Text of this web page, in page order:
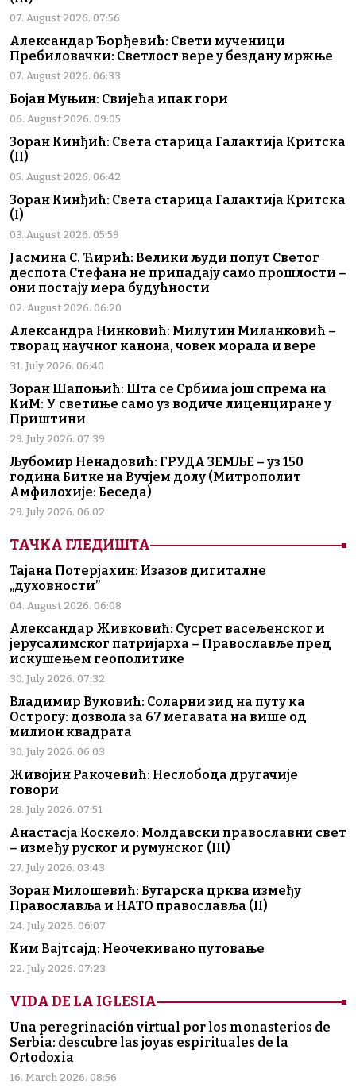
07. August 2026. 07:56
Александар Ђорђевић: Свети мученици
Пребиловачки: Светлост вере у бездану мржње
07. August 2026. 06:33
Бојан Муњин: Свијећа ипак гори
06. August 2026. 09:05
Зоран Кинђић: Света старица Галактија Критска
(II)
05. August 2026. 06:42
Зоран Кинђић: Света старица Галактија Критска
(I)
03. August 2026. 05:59
Јасмина С. Ћирић: Велики људи попут Светог
деспота Стефана не припадају само прошлости –
они постају мера будућности
02. August 2026. 06:20
Александра Нинковић: Милутин Миланковић –
творац научног канона, човек морала и вере
31. July 2026. 06:40
Зоран Шапоњић: Шта се Србима још спрема на
КиМ: У светиње само уз водиче лиценциране у
Приштини
29. July 2026. 07:39
Љубомир Ненадовић: ГРУДА ЗЕМЉЕ – уз 150
година Битке на Вучјем долу (Митрополит
Амфилохије: Беседа)
29. July 2026. 06:02
ТАЧКА ГЛЕДИШТА
Тајана Потерјахин: Изазов дигиталне
„духовности”
04. August 2026. 06:08
Александар Живковић: Сусрет васељенског и
јерусалимског патријарха – Православље пред
искушењем геополитике
30. July 2026. 07:32
Владимир Вуковић: Соларни зид на путу ка
Острогу: дозвола за 67 мегавата на више од
милион квадрата
30. July 2026. 06:03
Живојин Ракочевић: Неслобода другачије
говори
28. July 2026. 07:51
Анастасја Коскело: Молдавски православни свет
– између руског и румунског (III)
27. July 2026. 03:43
Зоран Милошевић: Бугарска црква између
Православља и НАТО православља (II)
24. July 2026. 06:07
Ким Вајтсајд: Неочекивано путовање
22. July 2026. 07:23
VIDA DE LA IGLESIA
Una peregrinación virtual por los monasterios de
Serbia: descubre las joyas espirituales de la
Ortodoxia
16. March 2026. 08:56